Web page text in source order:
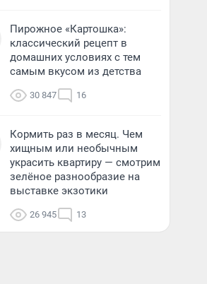
Пирожное «Картошка»:
классический рецепт в
домашних условиях с тем
самым вкусом из детства
30 847 16
Кормить раз в месяц. Чем
хищным или необычным
украсить квартиру — смотрим
зелёное разнообразие на
выставке экзотики
26 945 13